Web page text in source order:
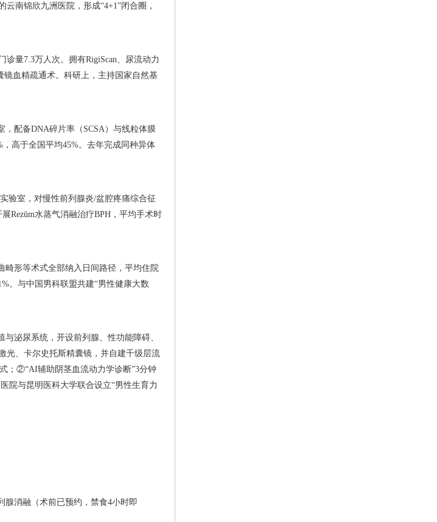
南锦欣九洲医院，形成“4+1”闭合圈，
量7.3万人次。拥有RigiScan、尿流动力
血精疏通术。科研上，主持国家自然基
，配备DNA碎片率（SCSA）与线粒体膜
高于全国平均45%。去年完成同种异体
验室，对慢性前列腺炎/盆腔疼痛综合征
Rezūm水蒸气消融治疗BPH，平均手术时
畸形等术式全部纳入日间路径，平均住院
。与中国男科联盟共建“男性健康大数
泌尿系统，开设前列腺、性功能障碍、
光、卡尔史托斯精囊镜，并自建千级层流
；②“AI辅助阴茎血流动力学诊断”3分钟
院与昆明医科大学联合设立“男性生育力
腺消融（术前已预约，禁食4小时即